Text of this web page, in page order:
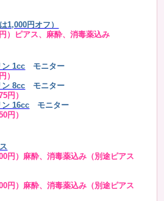
1,000円オフ）
）ピアス、麻酔、消毒薬込み
ン 1cc モニター
）
ン 8cc モニター
円）
ン 16cc
モニター
円）
円）麻酔、消毒薬込み（別途ピアス
円）麻酔、消毒薬込み（別途ピアス